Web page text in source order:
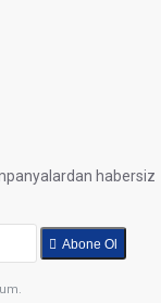
habersiz
Abone Ol